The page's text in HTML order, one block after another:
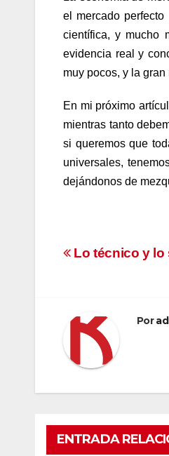
el mercado
científica, y mucho
evidencia real y
muy pocos, y la
En mi próximo
mientras tanto
si queremos que
universales,
dejándonos de
Lo técnico y lo
Por
ENTRADA